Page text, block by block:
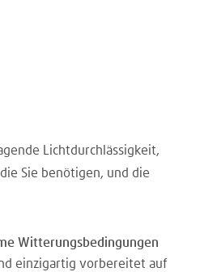
Lichtdurchlässigkeit,
Sie benötigen, und die
Witterungsbedingungen
einzigartig vorbereitet auf